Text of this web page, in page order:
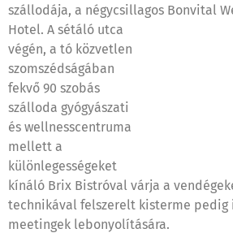
szállodája, a négycsillagos Bonvital
Hotel. A sétáló utca
végén, a tó közvetlen
szomszédságában
fekvő 90 szobás
szálloda gyógyászati
és wellnesscentruma
mellett a
különlegességeket
kínáló Brix Bistróval várja a
technikával felszerelt kisterme pedig
meetingek lebonyolítására.